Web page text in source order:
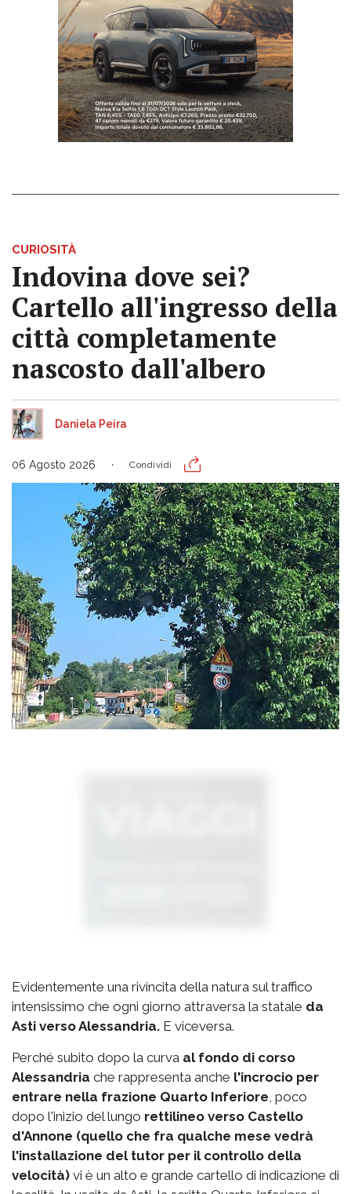
CURIOSITÀ
Indovina dove sei?
Cartello all'ingresso della
città completamente
nascosto dall'albero
Daniela Peira
06 Agosto 2026 Condividi
Evidentemente una rivincita della natura sul traffico
intensissimo che ogni giorno attraversa la statale da
Asti verso Alessandria. E viceversa.
Perché subito dopo la curva al fondo di corso
Alessandria che rappresenta anche l'incrocio per
entrare nella frazione Quarto Inferiore , poco
dopo l'inizio del lungo rettilineo verso Castello
d'Annone (quello che fra qualche mese vedrà
l'installazione del tutor per il controllo della
velocità) vi è un alto e grande cartello di indicazione di